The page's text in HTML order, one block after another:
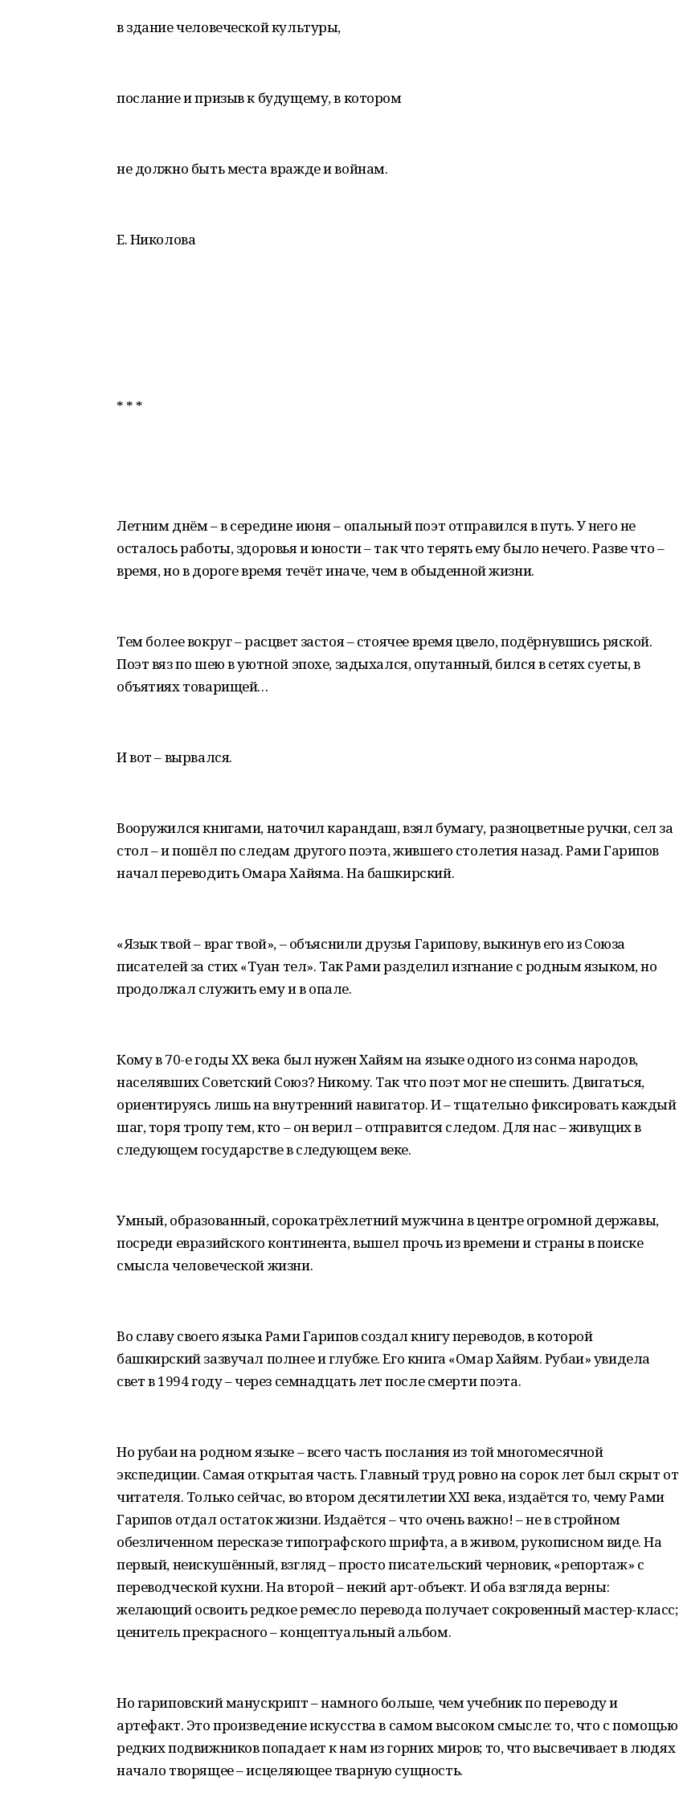
в здание человеческой культуры,
послание и призыв к будущему, в котором
не должно быть места вражде и войнам.
Е. Николова
* * *
Летним днём – в середине июня – опальный поэт отправился в путь. У него не
осталось работы, здоровья и юности – так что терять ему было нечего. Разве что –
время, но в дороге время течёт иначе, чем в обыденной жизни.
Тем более вокруг – расцвет застоя – стоячее время цвело, подёрнувшись ряской.
Поэт вяз по шею в уютной эпохе, задыхался, опутанный, бился в сетях суеты, в
объятиях товарищей…
И вот – вырвался.
Вооружился книгами, наточил карандаш, взял бумагу, разноцветные ручки, сел за
стол – и пошёл по следам другого поэта, жившего столетия назад. Рами Гарипов
начал переводить Омара Хайяма. На башкирский.
«Язык твой – враг твой», – объяснили друзья Гарипову, выкинув его из Союза
писателей за стих «Туған тел». Так Рами разделил изгнание с родным языком, но
продолжал служить ему и в опале.
Кому в 70-е годы ХХ века был нужен Хайям на языке одного из сонма народов,
населявших Советский Союз? Никому. Так что поэт мог не спешить. Двигаться,
ориентируясь лишь на внутренний навигатор. И – тщательно фиксировать каждый
шаг, торя тропу тем, кто – он верил – отправится следом. Для нас – живущих в
следующем государстве в следующем веке.
Умный, образованный, сорокатрёхлетний мужчина в центре огромной державы,
посреди евразийского континента, вышел прочь из времени и страны в поиске
смысла человеческой жизни.
Во славу своего языка Рами Гарипов создал книгу переводов, в которой
башкирский зазвучал полнее и глубже. Его книга «Омар Хайям. Рубаи» увидела
свет в 1994 году – через семнадцать лет после смерти поэта.
Но рубаи на родном языке – всего часть послания из той многомесячной
экспедиции. Самая открытая часть. Главный труд ровно на сорок лет был скрыт от
читателя. Только сейчас, во втором десятилетии XXI века, издаётся то, чему Рами
Гарипов отдал остаток жизни. Издаётся – что очень важно! – не в стройном
обезличенном пересказе типографского шрифта, а в живом, рукописном виде. На
первый, неискушённый, взгляд – просто писательский черновик, «репортаж» с
переводческой кухни. На второй – некий арт-объект. И оба взгляда верны:
желающий освоить редкое ремесло перевода получает сокровенный мастер-класс;
ценитель прекрасного – концептуальный альбом.
Но гариповский манускрипт – намного больше, чем учебник по переводу и
артефакт. Это произведение искусства в самом высоком смысле: то, что с помощью
редких подвижников попадает к нам из горних миров; то, что высвечивает в людях
начало творящее – исцеляющее тварную сущность.